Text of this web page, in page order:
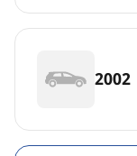
2002